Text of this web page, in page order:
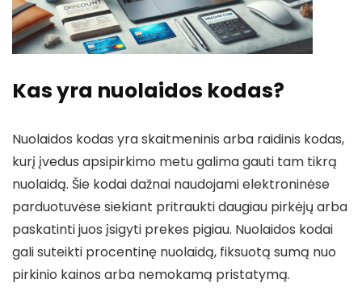
Kas yra nuolaidos kodas?
Nuolaidos kodas yra skaitmeninis arba raidinis kodas,
kurį įvedus apsipirkimo metu galima gauti tam tikrą
nuolaidą. Šie kodai dažnai naudojami elektroninėse
parduotuvėse siekiant pritraukti daugiau pirkėjų arba
paskatinti juos įsigyti prekes pigiau. Nuolaidos kodai
gali suteikti procentinę nuolaidą, fiksuotą sumą nuo
pirkinio kainos arba nemokamą pristatymą.